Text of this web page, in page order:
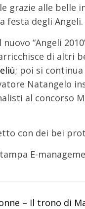
grazie alle belle
festa degli Angeli.
nuovo “Angeli
di altri
; poi si
Natangelo
al concorso
con dei bei
E-
– Il trono di